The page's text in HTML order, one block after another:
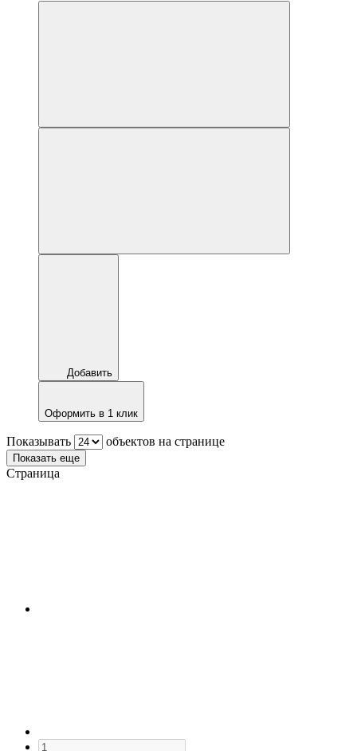
Добавить
Оформить в 1 клик
Показывать объектов на странице
Показать еще
Страница